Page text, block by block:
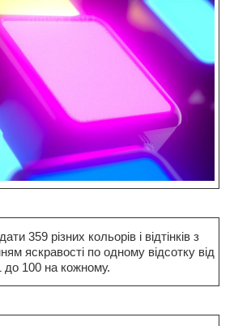
359 різних кольорів і відтінків з
яскравості по одному відсотку від
до 100 на кожному.